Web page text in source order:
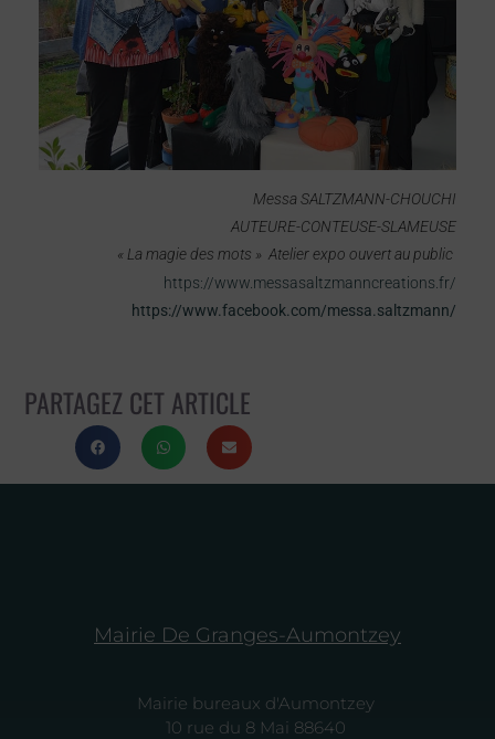
Messa SALTZMANN-CHOUCHI
AUTEURE-CONTEUSE-SLAMEUSE
« La magie des mots » Atelier expo ouvert au public
https://www.messasaltzmanncreations.fr/
https://www.facebook.com/messa.saltzmann/
PARTAGEZ CET ARTICLE
Mairie De Granges-Aumontzey
Mairie bureaux d'Aumontzey
10 rue du 8 Mai 88640